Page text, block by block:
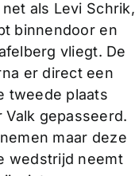
als Levi Schrik,
binnendoor en
vliegt. De
er direct een
tweede plaats
gepasseerd.
maar deze
wedstrijd neemt